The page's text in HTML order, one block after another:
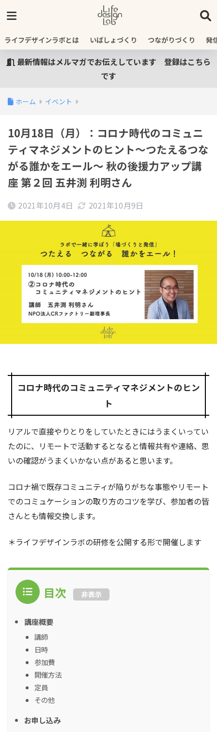
ライフデザインラボとは いばしょづくり つながりづくり 発
最新情報はメルマガでお伝えしています 登録はこちら
です
ホーム イベント
10月18日（月）：コロナ時代のコミュニ
ティマネジメントのヒント〜つたえるつな
がる誰かをエール〜 秋の後援力アップ講
座 第２回 五井渕 利明さん
2021年10月4日 2021年10月9日
コロナ時代のコミュニティマネジメントのヒン
ト
リアルで直接やりとりをしていたときにはうまくいってい
たのに、リモートで活動するとなると情報共有や連絡、思
いの確認がうまくいかない点があると思います。
コロナ禍で既存コミュニティが陥りがちな事態やリモート
でのコミュケーションの取り方のコツを学び、参加者の皆
さんとも情報交換します。
＊ライフデザインラボの研修を公開する形で開催します
目次 非表示
講座概要
講師
日時
参加費
開催方法
定員
その他
お申し込み